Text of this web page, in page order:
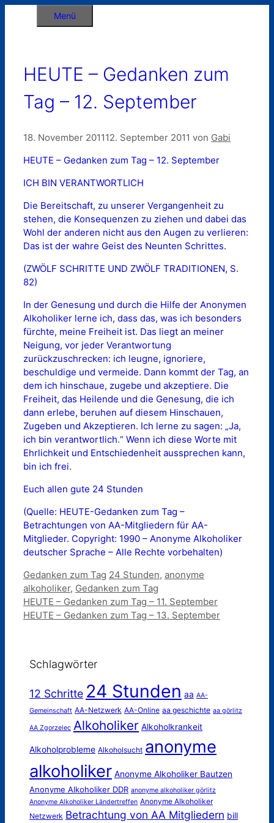
Menü
HEUTE – Gedanken zum
Tag – 12. September
18. November 201112. September 2011 von Gabi
HEUTE – Gedanken zum Tag – 12. September
ICH BIN VERANTWORTLICH
Die Bereitschaft, zu unserer Vergangenheit zu
stehen, die Konsequenzen zu ziehen und dabei das
Wohl der anderen nicht aus den Augen zu verlieren:
Das ist der wahre Geist des Neunten Schrittes.
(ZWÖLF SCHRITTE UND ZWÖLF TRADITIONEN, S.
82)
In der Genesung und durch die Hilfe der Anonymen
Alkoholiker lerne ich, dass das, was ich besonders
fürchte, meine Freiheit ist. Das liegt an meiner
Neigung, vor jeder Verantwortung
zurückzuschrecken: ich leugne, ignoriere,
beschuldige und vermeide. Dann kommt der Tag, an
dem ich hinschaue, zugebe und akzeptiere. Die
Freiheit, das Heilende und die Genesung, die ich
dann erlebe, beruhen auf diesem Hinschauen,
Zugeben und Akzeptieren. Ich lerne zu sagen: „Ja,
ich bin verantwortlich.“ Wenn ich diese Worte mit
Ehrlichkeit und Entschiedenheit aussprechen kann,
bin ich frei.
Euch allen gute 24 Stunden
(Quelle: HEUTE-Gedanken zum Tag –
Betrachtungen von AA-Mitgliedern für AA-
Mitglieder. Copyright: 1990 – Anonyme Alkoholiker
deutscher Sprache – Alle Rechte vorbehalten)
Kategorien
Gedanken zum Tag Schlagwörter
24 Stunden, anonyme
alkoholiker, Gedanken zum Tag
HEUTE – Gedanken zum Tag – 11. September
HEUTE – Gedanken zum Tag – 13. September
Schlagwörter
12 Schritte 24 Stunden aa AA-
Gemeinschaft AA-Netzwerk AA-Online aa geschichte aa görlitz
AA Zgorzelec Alkoholiker Alkoholkrankeit
Alkoholprobleme Alkoholsucht anonyme
alkoholiker Anonyme Alkoholiker Bautzen
Anonyme Alkoholiker DDR anonyme alkoholiker görlitz
Anonyme Alkoholiker Ländertreffen Anonyme Alkoholiker
Netzwerk Betrachtung von AA Mitgliedern bill